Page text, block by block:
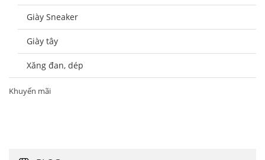
Giày Sneaker
Giày tây
Xăng đan, dép
Khuyến mãi